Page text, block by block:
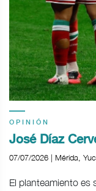
OPINIÓN
José Díaz
07/07/2026 | Mérida,
El planteamiento es